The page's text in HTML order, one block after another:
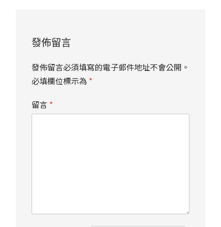
發佈留言
發佈留言必須填寫的電子郵件地址不會公開。
必填欄位標示為 *
留言 *